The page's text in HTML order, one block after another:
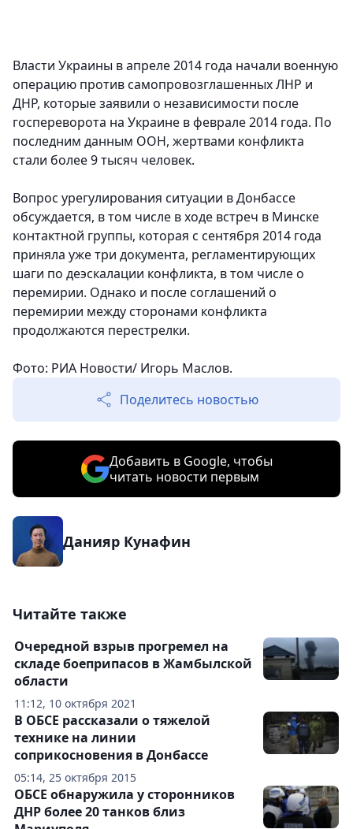
Власти Украины в апреле 2014 года начали военную
операцию против самопровозглашенных ЛНР и
ДНР, которые заявили о независимости после
госпереворота на Украине в феврале 2014 года. По
последним данным ООН, жертвами конфликта
стали более 9 тысяч человек.
Вопрос урегулирования ситуации в Донбассе
обсуждается, в том числе в ходе встреч в Минске
контактной группы, которая с сентября 2014 года
приняла уже три документа, регламентирующих
шаги по деэскалации конфликта, в том числе о
перемирии. Однако и после соглашений о
перемирии между сторонами конфликта
продолжаются перестрелки.
Фото: РИА Новости/ Игорь Маслов.
Поделитесь новостью
Добавить в Google, чтобы
читать новости первым
Данияр Кунафин
Читайте также
11:12, 10 октября 2021
Очередной взрыв прогремел на
складе боеприпасов в Жамбылской
области
05:14, 25 октября 2015
В ОБСЕ рассказали о тяжелой
технике на линии
соприкосновения в Донбассе
ОБСЕ обнаружила у сторонников
ДНР более 20 танков близ